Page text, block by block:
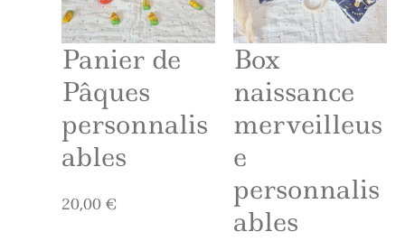
Panier de
Pâques
personnalis
ables
20,00 €
Box
naissance
merveilleus
e
personnalis
ables